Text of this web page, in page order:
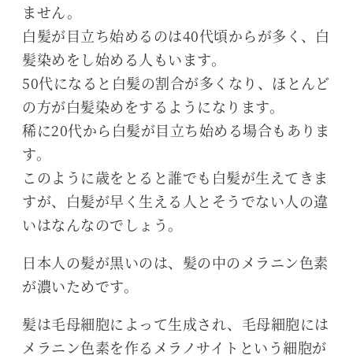
ません。
白髪が目立ち始めるのは40代頃からが多く、白
髪染めをし始める人もいます。
50代になると白髪の割合が多くなり、ほとんど
の方が白髪染めをするようになります。
稀に20代から白髪が目立ち始める場合もありま
す。
このように歳をとると誰でも白髪が生えてきま
すが、白髪が早く生える人とそうでない人の違
いはなんなのでしょう。
日本人の髪が黒いのは、髪の中のメラニン色素
が濃いためです。
髪は毛母細胞によって生成され、毛母細胞には
メラニン色素を作るメラノサイトという細胞が